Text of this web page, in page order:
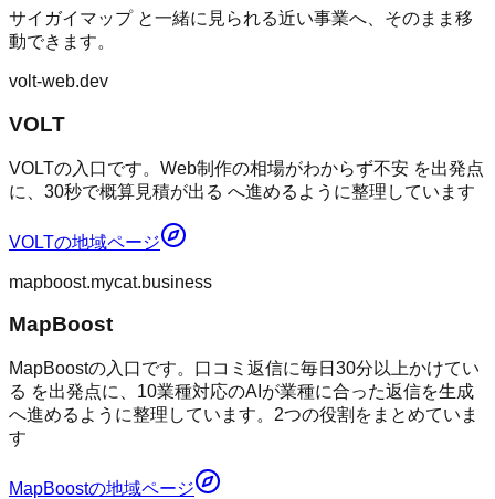
サイガイマップと一緒に見られる近い事業へ、そのまま移
動できます。
volt-web.dev
VOLT
VOLTの入口です。Web制作の相場がわからず不安 を出発点
に、30秒で概算見積が出る へ進めるように整理しています
VOLTの地域ページ
mapboost.mycat.business
MapBoost
MapBoostの入口です。口コミ返信に毎日30分以上かけてい
る を出発点に、10業種対応のAIが業種に合った返信を生成
へ進めるように整理しています。2つの役割をまとめていま
す
MapBoostの地域ページ